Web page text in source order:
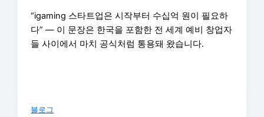
“igaming 스타트업은 시작부터 수십억 원이 필요하
다” — 이 문장은 한국을 포함한 전 세계 예비 창업자
들 사이에서 마치 공식처럼 통용돼 왔습니다.
블로그